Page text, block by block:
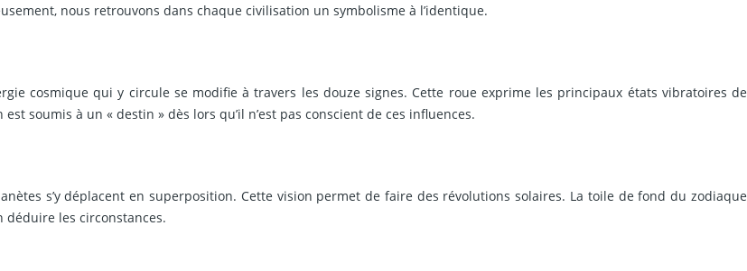
nous retrouvons dans chaque civilisation un symbolisme à l’identique.
cosmique qui y circule se modifie à travers les douze signes. Cette roue exprime les principaux états vibratoires de
soumis à un « destin » dès lors qu’il n’est pas conscient de ces influences.
s’y déplacent en superposition. Cette vision permet de faire des révolutions solaires. La toile de fond du zodiaque
les circonstances.